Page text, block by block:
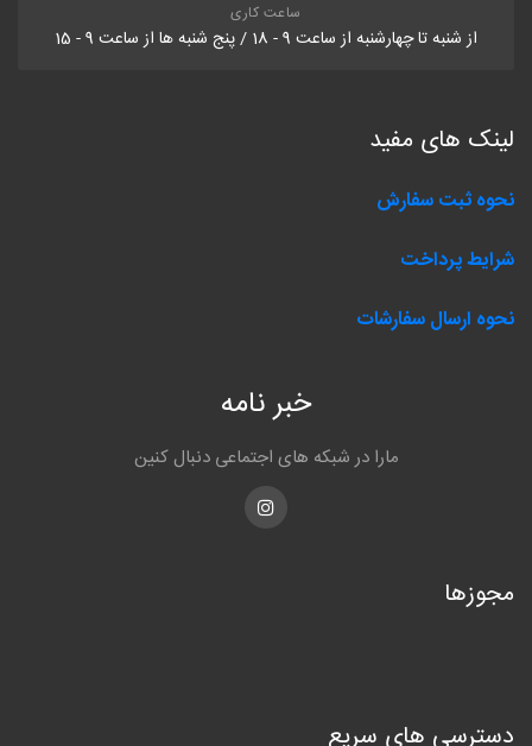
ساعت کاری
از شنبه تا چهارشنبه از ساعت 9 - 18 / پنج شنبه ها از ساعت 9 - 15
لینک های مفید
نحوه ثبت سفارش
شرایط پرداخت
نحوه ارسال سفارشات
خبر نامه
مارا در شبکه های اجتماعی دنبال کنین
Instagram
مجوزها
دسترسی های سریع